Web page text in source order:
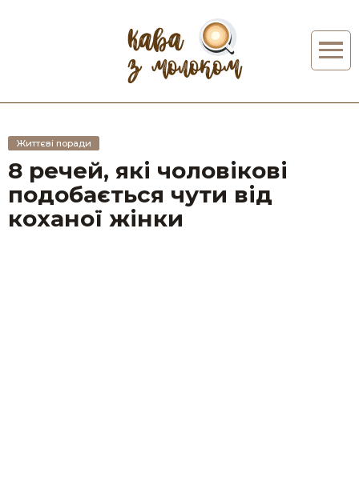
Життєві поради
8 речей, які чоловікові
подобається чути від
коханої жінки